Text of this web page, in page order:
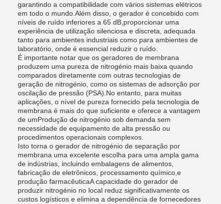
garantindo a compatibilidade com vários sistemas elétricos
em todo o mundo.Além disso, o gerador é concebido com
níveis de ruído inferiores a 65 dB,proporcionar uma
experiência de utilização silenciosa e discreta, adequada
tanto para ambientes industriais como para ambientes de
laboratório, onde é essencial reduzir o ruído.
É importante notar que os geradores de membrana
produzem uma pureza de nitrogénio mais baixa quando
comparados diretamente com outras tecnologias de
geração de nitrogénio, como os sistemas de adsorção por
oscilação de pressão (PSA).No entanto, para muitas
aplicações, o nível de pureza fornecido pela tecnologia de
membrana é mais do que suficiente e oferece a vantagem
de umProdução de nitrogénio sob demanda sem
necessidade de equipamento de alta pressão ou
procedimentos operacionais complexos.
Isto torna o gerador de nitrogénio de separação por
membrana uma excelente escolha para uma ampla gama
de indústrias, incluindo embalagens de alimentos,
fabricação de eletrônicos, processamento químico,e
produção farmacêuticaA capacidade do gerador de
produzir nitrogénio no local reduz significativamente os
custos logísticos e elimina a dependência de fornecedores